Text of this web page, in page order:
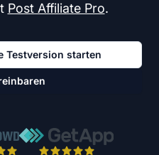
Post Affiliate Pro.
Testversion starten